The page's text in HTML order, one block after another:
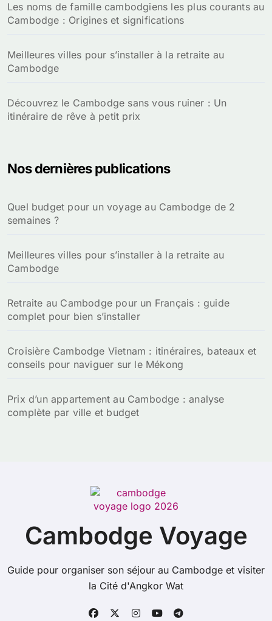
Les noms de famille cambodgiens les plus courants au
Cambodge : Origines et significations
Meilleures villes pour s’installer à la retraite au
Cambodge
Découvrez le Cambodge sans vous ruiner : Un
itinéraire de rêve à petit prix
Nos dernières publications
Quel budget pour un voyage au Cambodge de 2
semaines ?
Meilleures villes pour s’installer à la retraite au
Cambodge
Retraite au Cambodge pour un Français : guide
complet pour bien s’installer
Croisière Cambodge Vietnam : itinéraires, bateaux et
conseils pour naviguer sur le Mékong
Prix d’un appartement au Cambodge : analyse
complète par ville et budget
Cambodge Voyage
Guide pour organiser son séjour au Cambodge et visiter
la Cité d'Angkor Wat